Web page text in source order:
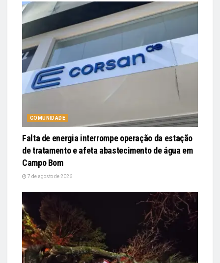
COMUNIDADE
Falta de energia interrompe operação da estação
de tratamento e afeta abastecimento de água em
Campo Bom
7 de agosto de 2026